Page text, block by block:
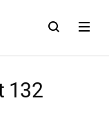
Open Open
132